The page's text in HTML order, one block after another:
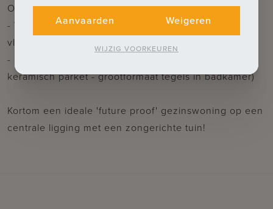
OV gedurende 5j)
- Warmtepompsysteem (lucht/water) met
vloerverwarming en zonnepanelen
- Duurzame onderhoudsvriendelijke materialen (oa.
keramisch parket - grootformaat tegels in badkamer)
Kortom een ideale 'future proof' gezinswoning op een
centrale ligging met een zongerichte tuin!
Aanvaarden Weigeren
WIJZIG VOORKEUREN